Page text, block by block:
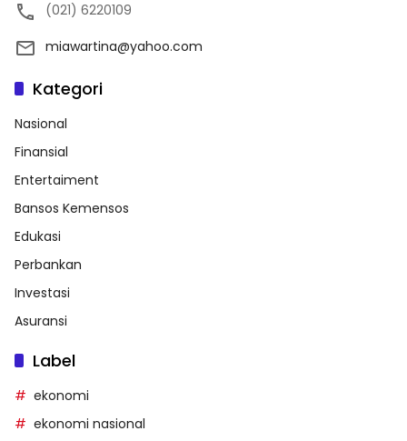
(021) 6220109
miawartina@yahoo.com
Kategori
Nasional
Finansial
Entertaiment
Bansos Kemensos
Edukasi
Perbankan
Investasi
Asuransi
Label
ekonomi
ekonomi nasional